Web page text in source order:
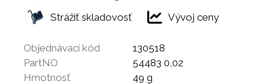
Strážiť skladovosť
Vývoj ceny
Objednávací kód
130518
PartNO
54483 0,02
Hmotnosť
49 g